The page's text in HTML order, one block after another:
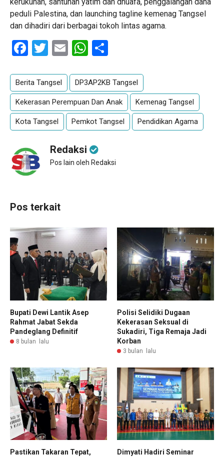
peduli Palestina, dan launching tagline kemenag Tangsel
dan dihadiri dari berbagai tokoh lintas agama.
Facebook
Twitter
EmailWhatsApp
Berita Tangsel DP3AP2KB Tangsel
Kekerasan Perempuan Dan Anak Kemenag Tangsel
Kota Tangsel Pemkot Tangsel Pendidikan Agama
Redaksi
Pos lain oleh Redaksi
Pos terkait
Bupati Dewi Lantik Asep
Rahmat Jabat Sekda
Pandeglang Definitif
8 bulan lalu
Polisi Selidiki Dugaan
Kekerasan Seksual di
Sukadiri, Tiga Remaja Jadi
Korban
3 bulan lalu
Pastikan Takaran Tepat,
Dimyati Hadiri Seminar